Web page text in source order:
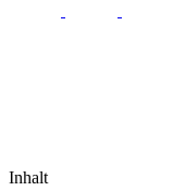
Inhalt